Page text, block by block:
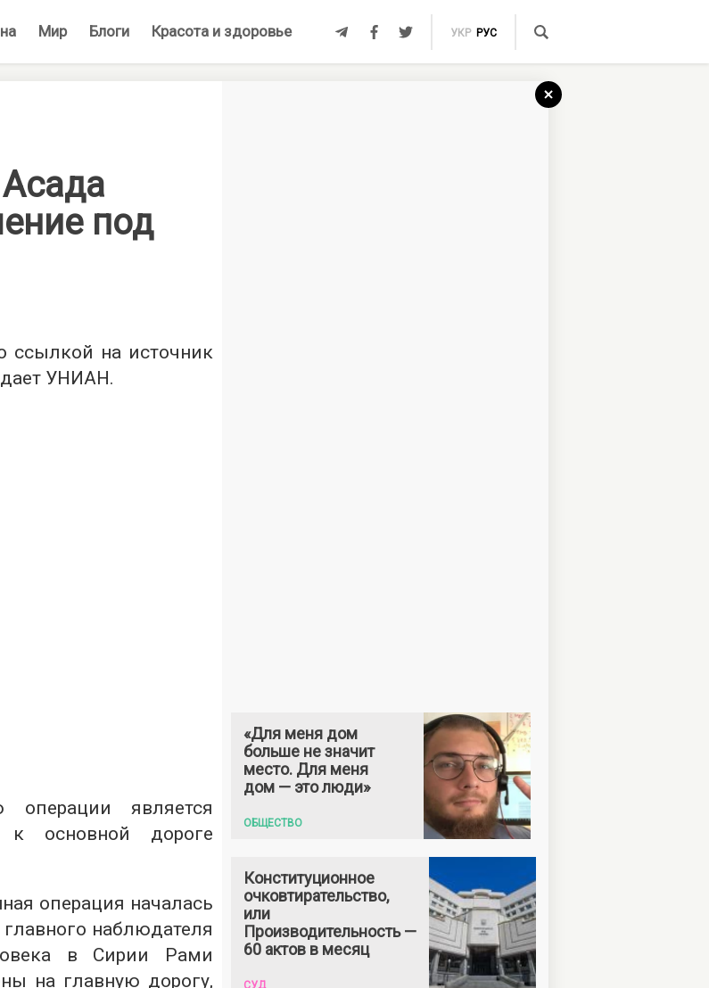
Мир Блоги Красота и здоровье УКР РУС
под
ссылкой на источник
УНИАН.
является
к основной дороге
операция началась
наблюдателя
в Сирии Рами
на главную дорогу,
«Для меня дом
больше не значит
место. Для меня
дом — это люди»
ОБЩЕСТВО
Конституционное
очковтирательство,
или
Производительность —
60 актов в месяц
СУД